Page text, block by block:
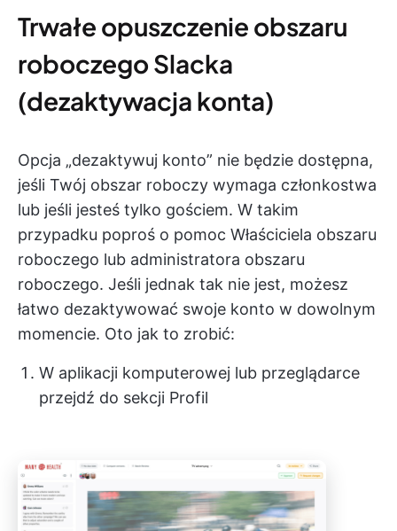
Trwałe opuszczenie obszaru
roboczego Slacka
(dezaktywacja konta)
Opcja „dezaktywuj konto” nie będzie dostępna,
jeśli Twój obszar roboczy wymaga członkostwa
lub jeśli jesteś tylko gościem. W takim
przypadku poproś o pomoc Właściciela obszaru
roboczego lub administratora obszaru
roboczego. Jeśli jednak tak nie jest, możesz
łatwo dezaktywować swoje konto w dowolnym
momencie. Oto jak to zrobić:
W aplikacji komputerowej lub przeglądarce
przejdź do sekcji Profil